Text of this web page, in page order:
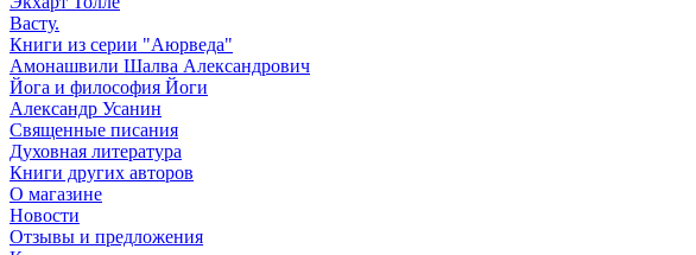
Васту.
Книги из серии "Аюрведа"
Амонашвили Шалва Александрович
Йога и философия Йоги
Александр Усанин
Священные писания
Духовная литература
Книги других авторов
О магазине
Новости
Отзывы и предложения